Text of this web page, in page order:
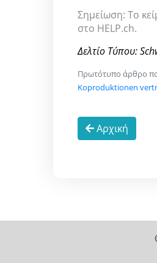
Σημείωση: Το
στο HELP.ch.
Δελτίο Τύπου:
Πρωτότυπο άρθρο
Koproduktionen
Αρχική